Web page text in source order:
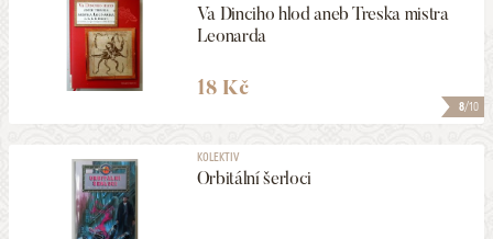
8/10
Va Dinciho hlod aneb Treska mistra
Leonarda
18 Kč
KOLEKTIV
Orbitální šerloci